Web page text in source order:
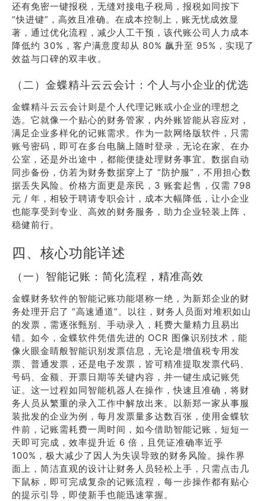
还有免密一键报税，无缝对接电子税局，报税如同按下
“快进键”，高效且准确。在成本控制上，账无忧成效显
著，通过优化流程，减少人工干预，该代账公司人力成本
降低约 30%，客户满意度却从 80% 飙升至 95%，实现了
效益与口碑的双丰收。
（二）金蝶精斗云云会计：个人与小企业的优选
金蝶精斗云云会计则是个人代理记账或小企业的理想之
选。它就像一个贴心的财务管家，内外账皆能从容应对，
满足企业多样化的记账需求。作为一款网络版软件，只需
账号密码，即可在多台电脑上随时登录，无论在家、在办
公室，还是外出途中，都能便捷处理财务事宜。数据自动
同步备份，仿若为财务数据穿上了 “防护服”，不用担心数
据丢失风险。价格方面更是亲民，3 账套起售，仅需 798
元 / 年，相较于聘请专职会计，成本大幅降低，让小企业
也能享受到专业、高效的财务服务，助力企业轻装上阵，
稳健前行。
四、核心功能详述
（一）智能记账：简化流程，精准高效
金蝶财务软件的智能记账功能堪称一绝，为新郑企业的财
务处理开启了 “高速通道”。以往，财务人员面对堆积如山
的发票，需逐张甄别、手动录入，耗费大量精力且易出
错。如今，金蝶软件凭借先进的 OCR 图像识别技术，能
像火眼金睛般智能识别发票信息，无论是增值税专用发
票、普通发票，还是电子发票，皆可精准提取发票代码、
号码、金额、开票日期等关键内容，并一键生成记账凭
证。这一过程如同智能机器人在操作，快速且准确，将财
务人员从繁重的录入工作中解放出来。以新郑一家从事服
装批发的企业为例，每月发票量多达数百张，使用金蝶软
件前，记账需耗费一周时间，如今借助智能记账，短短一
天即可完成，效率提升近 6 倍，且凭证准确率近乎
100%，极大减少了因人为失误导致的财务风险。操作界
面上，简洁直观的设计让财务人员轻松上手，只需点击几
下鼠标，即可完成复杂的记账流程，每一步操作都有贴心
的提示引导，即使新手也能迅速掌握。